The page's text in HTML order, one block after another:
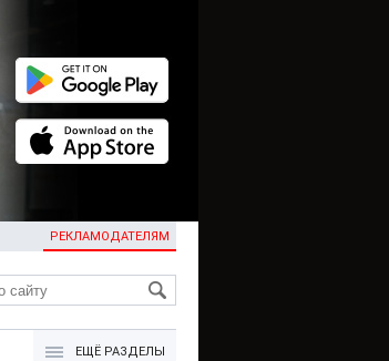
РЕКЛАМОДАТЕЛЯМ
KG
ЕЩЁ РАЗДЕЛЫ